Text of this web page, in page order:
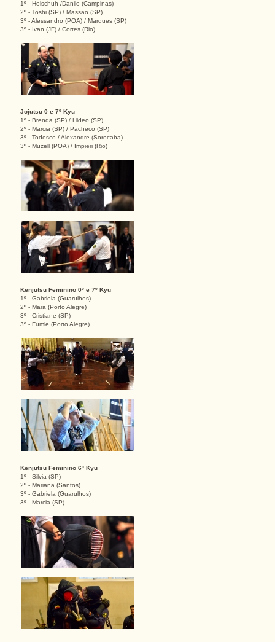
1º - Holschuh /Danilo (Campinas)
2º - Toshi (SP) / Massao (SP)
3º - Alessandro (POA) / Marques (SP)
3º - Ivan (JF) / Cortes (Rio)
Jojutsu 0 e 7º Kyu
1º - Brenda (SP) / Hideo (SP)
2º - Marcia (SP) / Pacheco (SP)
3º - Todesco / Alexandre (Sorocaba)
3º - Muzell (POA) / Impieri (Rio)
Kenjutsu Feminino 0º e 7º Kyu
1º - Gabriela (Guarulhos)
2º - Mara (Porto Alegre)
3º - Cristiane (SP)
3º - Fumie (Porto Alegre)
Kenjutsu Feminino 6º Kyu
1º - Silvia (SP)
2º - Mariana (Santos)
3º - Gabriela (Guarulhos)
3º - Marcia (SP)